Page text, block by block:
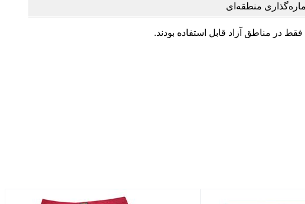
منطقه‌ای
در مناطق آزاد قابل استفاده بودند.